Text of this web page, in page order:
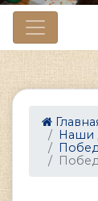
Наши